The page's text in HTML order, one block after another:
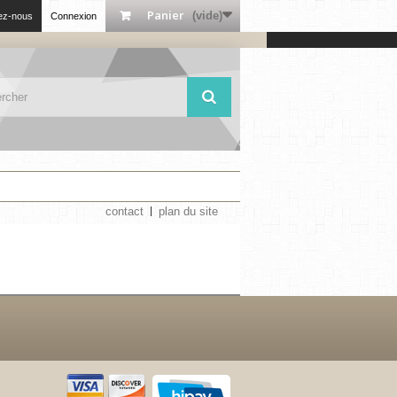
Panier (vide)
Connexion
nous
contact plan du site